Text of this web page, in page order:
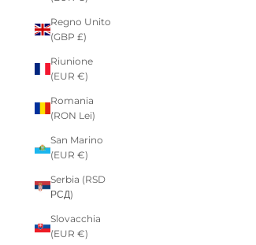
Regno Unito
(GBP £)
Riunione
(EUR €)
Romania
(RON Lei)
San Marino
(EUR €)
Serbia (RSD
РСД)
Slovacchia
(EUR €)